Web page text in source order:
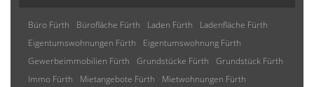
Büro Fürth Bürofläche Fürth Laden Fürth
Ladenfläche Fürth
Eigentumswohnungen Fürth
Eigentumswohnung Fürth
Gewerbeimmobilien Fürth
Grundstücke Fürth
Grundstück Fürth
Immo Fürth
Mietangebote Fürth
Mietwohnungen Fürth